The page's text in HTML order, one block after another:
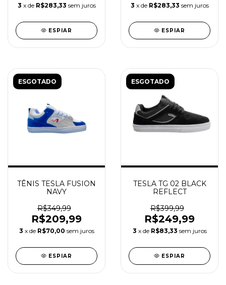
3 x de R$283,33 sem juros
ESPIAR
3 x de R$283,33 sem juros
ESPIAR
ESGOTADO
TÊNIS TESLA FUSION
NAVY
R$349,99
R$209,99
3 x de R$70,00 sem juros
ESPIAR
ESGOTADO
TESLA TG 02 BLACK
REFLECT
R$399,99
R$249,99
3 x de R$83,33 sem juros
ESPIAR